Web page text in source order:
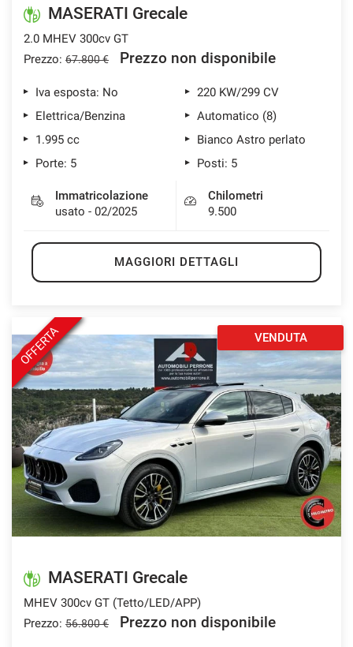
MASERATI Grecale
2.0 MHEV 300cv GT
Prezzo: 67.800 € Prezzo non disponibile
Iva esposta: No
220 KW/299 CV
Elettrica/Benzina
Automatico (8)
1.995 cc
Bianco Astro perlato
Porte: 5
Posti: 5
Immatricolazione
usato - 02/2025
Chilometri
9.500
MAGGIORI DETTAGLI
OFFERTA VENDUTA
MASERATI Grecale
MHEV 300cv GT (Tetto/LED/APP)
Prezzo: 56.800 € Prezzo non disponibile